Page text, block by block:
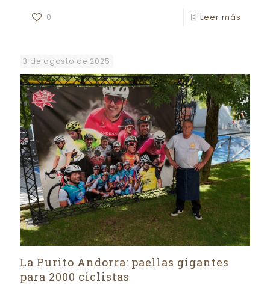
0 Leer más
3 de agosto de 2025
La Purito Andorra: paellas gigantes
para 2000 ciclistas